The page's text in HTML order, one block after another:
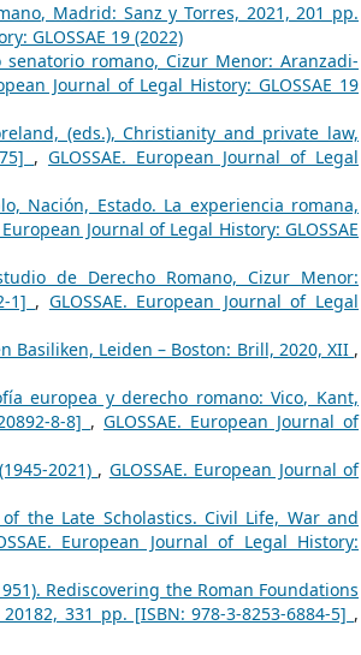
Madrid: Sanz y Torres, 2021, 201 pp.
GLOSSAE 19 (2022)
romano, Cizur Menor: Aranzadi-
Journal of Legal History: GLOSSAE 19
(eds.), Christianity and private law,
, GLOSSAE. European Journal of Legal
Nación, Estado. La experiencia romana,
European Journal of Legal History: GLOSSAE
de Derecho Romano, Cizur Menor:
1] , GLOSSAE. European Journal of Legal
Basiliken, Leiden – Boston: Brill, 2020, XII ,
europea y derecho romano: Vico, Kant,
8-8] , GLOSSAE. European Journal of
2021) , GLOSSAE. European Journal of
the Late Scholastics. Civil Life, War and
European Journal of Legal History:
Rediscovering the Roman Foundations
331 pp. [ISBN: 978-3-8253-6884-5] ,